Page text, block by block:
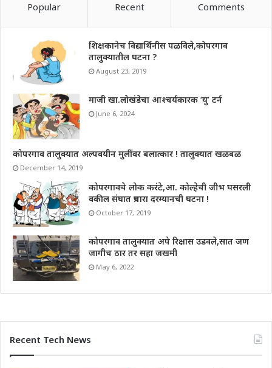
Popular Recent Comments
शिक्षकानेच विद्यार्थिनीस पळविले,कोपरगाव
तालुक्यातील घटना ?
August 23, 2019
माजी खा.लोखंडेचा आश्चर्यकारक ‘यु’ टर्न
June 6, 2024
कोपरगाव तालुक्यात अल्पवयीन मुलींवर बलात्कार ! तालुक्यात खळबळ
December 14, 2019
कोपरगावचे लोक करंटे,आ. कोल्हेची जीभ घसरली
वकील संघात प्रचारा दरम्यानची घटना !
October 17, 2019
कोपरगाव तालुक्यात अपे रिक्षास उडवले,सात जण
जागीच ठार तर सहा जखमी
May 6, 2022
Recent Tech News